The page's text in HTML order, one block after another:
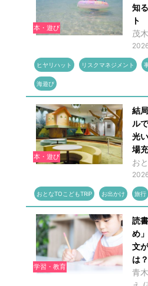
本・遊び
知
ト
茂
ヒヤリハット リスクマネジメント
海遊び
本・遊び
結
ル
光
場
お
おとなTOこどもTRiP お出かけ 旅行
学習・教育
読
め
文
は？
青